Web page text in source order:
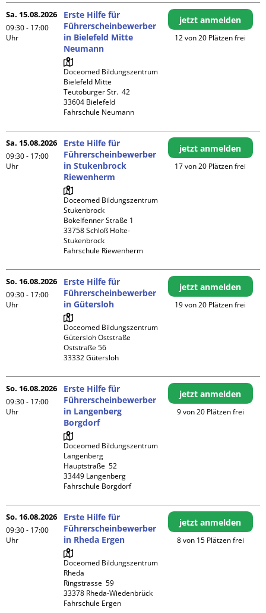
Sa. 15.08.2026
09:30 - 17:00
Uhr
Erste Hilfe für
Führerscheinbewerber
in Bielefeld Mitte
Neumann
Doceomed Bildungszentrum
Bielefeld Mitte
Teutoburger Str.  42
33604 Bielefeld
Fahrschule Neumann
jetzt anmelden
12 von 20 Plätzen frei
Sa. 15.08.2026
09:30 - 17:00
Uhr
Erste Hilfe für
Führerscheinbewerber
in Stukenbrock
Riewenherm
Doceomed Bildungszentrum
Stukenbrock
Bokelfenner Straße 1
33758 Schloß Holte-
Stukenbrock
Fahrschule Riewenherm
jetzt anmelden
17 von 20 Plätzen frei
So. 16.08.2026
09:30 - 17:00
Uhr
Erste Hilfe für
Führerscheinbewerber
in Gütersloh
Doceomed Bildungszentrum
Gütersloh Oststraße
Oststraße 56
jetzt anmelden
19 von 20 Plätzen frei
So. 16.08.2026
09:30 - 17:00
Uhr
Erste Hilfe für
Führerscheinbewerber
in Langenberg
Borgdorf
Doceomed Bildungszentrum
Langenberg
Hauptstraße  52
33449 Langenberg
Fahrschule Borgdorf
jetzt anmelden
9 von 20 Plätzen frei
So. 16.08.2026
09:30 - 17:00
Uhr
Erste Hilfe für
Führerscheinbewerber
in Rheda Ergen
Doceomed Bildungszentrum
Rheda
Ringstrasse  59
33378 Rheda-Wiedenbrück
Fahrschule Ergen
jetzt anmelden
8 von 15 Plätzen frei